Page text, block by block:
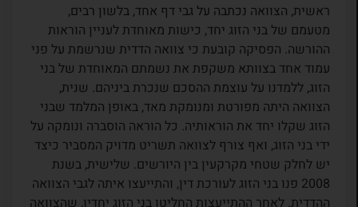
ראשית, הצוואה נכתבה על גבי דף אחד, בלשון רבים,
מטעמם של בני הזוג יחד, כישות מאוחדת לעניין הוראות
ההורשה. הפסיקה קובעת כי צוואה הדדית שנרשמת על פני
עמוד אחד בצוותא משקפת את נשמתם המאוחדת של בני
הזוג, ללמדנו על עוצמת ההסכם שנכרת ביניהם. שנית,
הצוואה היתה מפורטת ומנומקת מאד, באופן המלמד שבני
הזוג שקלו יחד את הוראותיה. כל הוראה הוסברה ונומקה על
ידי בני הזוג, ואף צורף לצוואה תשריט מדויק המסביר כיצד
יש לחלק שטחי מקרקעין בין היורשים. שלישית, בשנת
2008 פנו בני הזוג לעורכת דין, והתייעצו איתה לגבי הצוואה
ההדדית. לאחר ההתייעצות החליטו בני הזוג יחדיו, שהצוואה